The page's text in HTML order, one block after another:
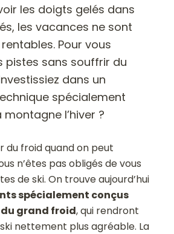
les doigts gelés dans
les vacances ne sont
Pour vous
pistes sans souffrir du
dans un
spécialement
l’hiver ?
du froid quand on peut
n’êtes pas obligés de vous
de ski. On trouve aujourd’hui
spécialement conçus
grand froid, qui rendront
nettement plus agréable. La